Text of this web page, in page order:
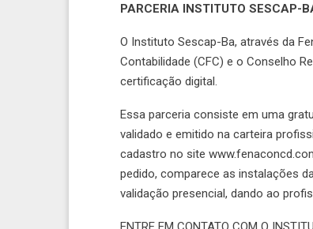
PARCERIA INSTITUTO SESCAP-
O Instituto Sescap-Ba, através da
Contabilidade (CFC) e o Conselho
certificação digital.
Essa parceria consiste em uma
validado e emitido na carteira
cadastro no site
pedido, comparece as instalações
validação presencial, dando ao